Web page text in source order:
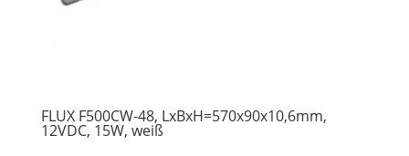
FLUX F500CW-48, LxBxH=570x90x10,6mm,
12VDC, 15W, weiß